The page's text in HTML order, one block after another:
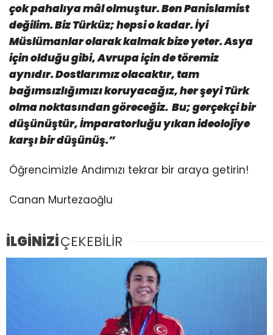
çok pahalıya mâl olmuştur. Ben Panislamist
değilim. Biz Türküz; hepsi o kadar. İyi
Müslümanlar olarak kalmak bize yeter. Asya
için olduğu gibi, Avrupa için de töremiz
aynıdır. Dostlarımız olacaktır, tam
bağımsızlığımızı koruyacağız, her şeyi Türk
olma noktasından göreceğiz. Bu; gerçekçi bir
düşünüştür, İmparatorluğu yıkan ideolojiye
karşı bir düşünüş.”
Öğrencimizle Andımızı tekrar bir araya getirin!
Canan Murtezaoğlu
İLGİNİZİÇEKEBİLİR